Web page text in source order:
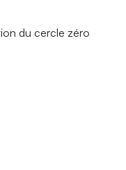
du cercle zéro